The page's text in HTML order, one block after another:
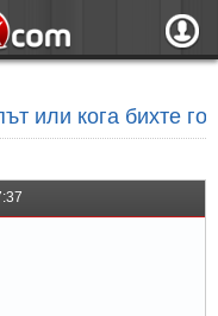
или кога бихте